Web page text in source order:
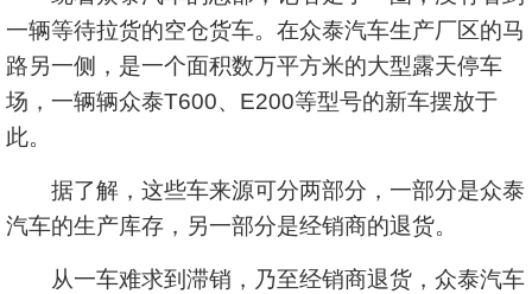
一辆等待拉货的空仓货车。在众泰汽车生产厂区的马
路另一侧，是一个面积数万平方米的大型露天停车
场，一辆辆众泰T600、E200等型号的新车摆放于
此。
据了解，这些车来源可分两部分，一部分是众泰
汽车的生产库存，另一部分是经销商的退货。
从一车难求到滞销，乃至经销商退货，众泰汽车